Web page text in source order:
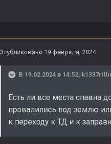
19 февраля, 2024
В 19.02.2024 в 14:52,
Есть ли все места спавна
провалились под землю
к переходу к ТД и к